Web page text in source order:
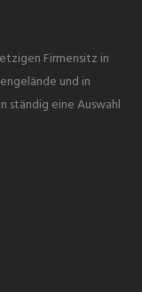
Firmensitz in
und in
ständig eine Auswahl